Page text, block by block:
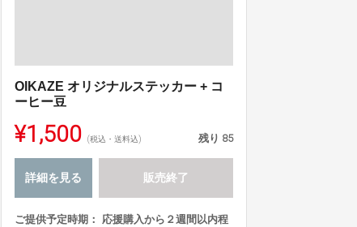
OIKAZE オリジナルステッカー + コ
ーヒー豆
¥1,500 (税込・送料込) 残り 85
詳細を見る 販売終了
ご提供予定時期： 応援購入から２週間以内程